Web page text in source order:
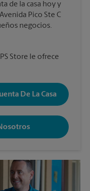
de la casa hoy y
Pico Ste C
negocios.
Store le ofrece
De La Casa